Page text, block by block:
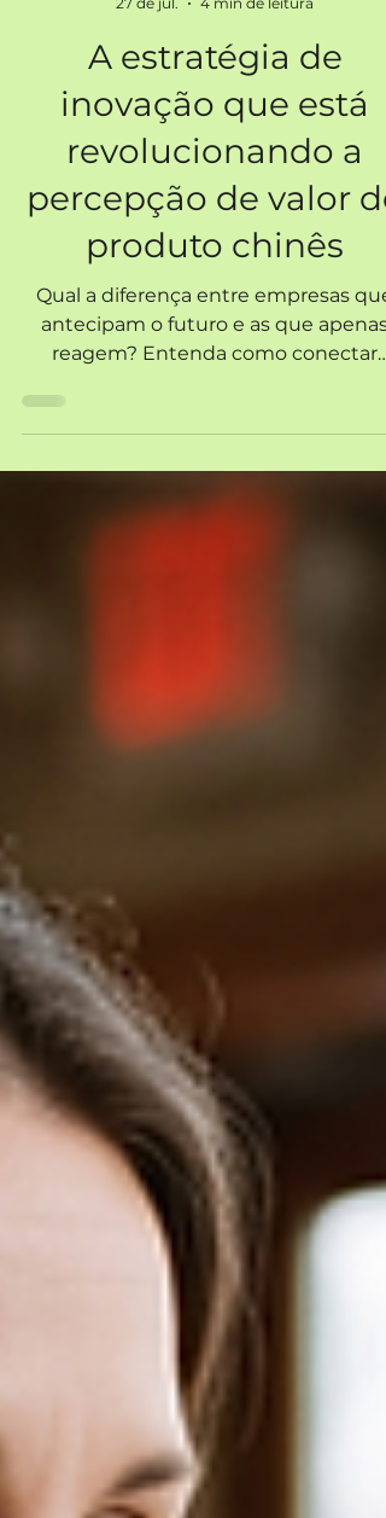
Marcele Brunel
27 de jul.
4 min de leitura
A estratégia de
inovação que está
revolucionando a
percepção de valor do
produto chinês
Qual a diferença entre empresas que
reagem? Entenda como conectar
Future Thinking e Consumer Insights
tomada de decisão.